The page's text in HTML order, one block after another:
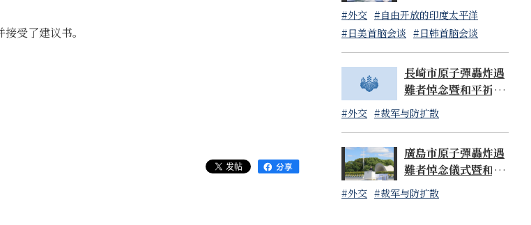
受了建议书。
#外交 #自由开放的印度太平洋
#日美首脑会谈 #日韩首脑会谈
長崎市原子彈轟炸遇
難者悼念暨和平祈願
儀式內閣總理大臣致
辭（影音）
#外交 #裁军与防扩散
廣島市原子彈轟炸遇
難者悼念儀式暨和平
祈願儀式內閣總理大
臣致辭
#外交 #裁军与防扩散